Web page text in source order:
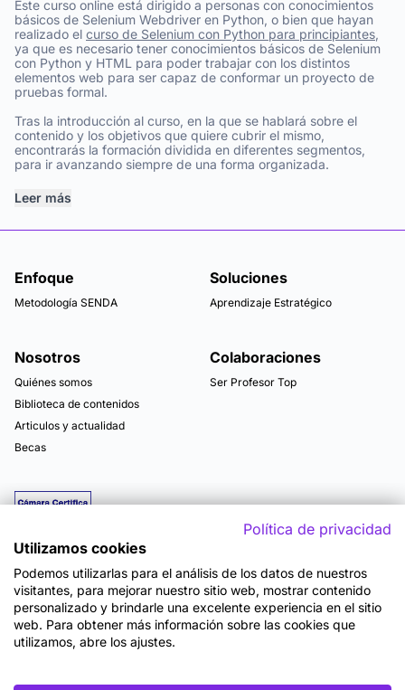
Este curso online está dirigido a personas con conocimientos
básicos de Selenium Webdriver en Python, o bien que hayan
realizado el curso de Selenium con Python para principiantes,
ya que es necesario tener conocimientos básicos de Selenium
con Python y HTML para poder trabajar con los distintos
elementos web para ser capaz de conformar un proyecto de
pruebas formal.
Tras la introducción al curso, en la que se hablará sobre el
contenido y los objetivos que quiere cubrir el mismo,
encontrarás la formación dividida en diferentes segmentos,
para ir avanzando siempre de una forma organizada.
Leer más
Enfoque
Metodología SENDA
Soluciones
Aprendizaje Estratégico
Nosotros
Quiénes somos
Biblioteca de contenidos
Articulos y actualidad
Becas
Colaboraciones
Ser Profesor Top
Mapa del sitio
Términos y Condiciones de Uso
Política de privacidad
Utilizamos cookies
Podemos utilizarlas para el análisis de los datos de nuestros
visitantes, para mejorar nuestro sitio web, mostrar contenido
personalizado y brindarle una excelente experiencia en el sitio
web. Para obtener más información sobre las cookies que
utilizamos, abre los ajustes.